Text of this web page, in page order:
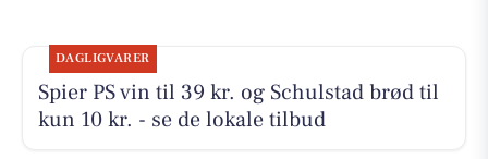
DAGLIGVARER
Spier PS vin til 39 kr. og Schulstad brød til
kun 10 kr. - se de lokale tilbud